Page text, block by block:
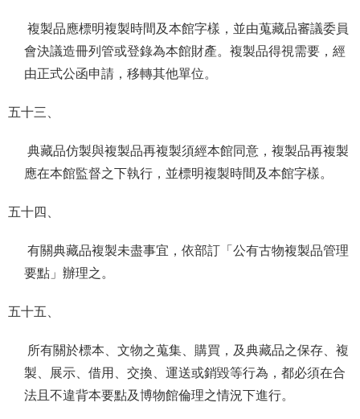
複製品應標明複製時間及本館字樣，並由蒐藏品審議委員
會決議造冊列管或登錄為本館財產。複製品得視需要，經
由正式公函申請，移轉其他單位。
五十三、
典藏品仿製與複製品再複製須經本館同意，複製品再複製
應在本館監督之下執行，並標明複製時間及本館字樣。
五十四、
有關典藏品複製未盡事宜，依部訂「公有古物複製品管理
要點」辦理之。
五十五、
所有關於標本、文物之蒐集、購買，及典藏品之保存、複
製、展示、借用、交換、運送或銷毀等行為，都必須在合
法且不違背本要點及博物館倫理之情況下進行。